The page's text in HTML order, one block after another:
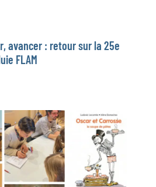
avancer : retour sur la 25e
FLAM